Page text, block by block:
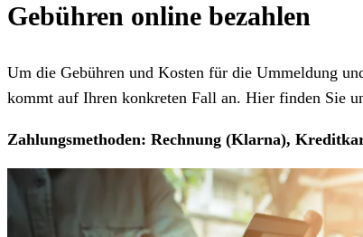
Gebühren online bezahlen
Um die Gebühren und Kosten für die Ummeldung
kommt auf Ihren konkreten Fall an. Hier finden Sie
Zahlungsmethoden: Rechnung (Klarna),